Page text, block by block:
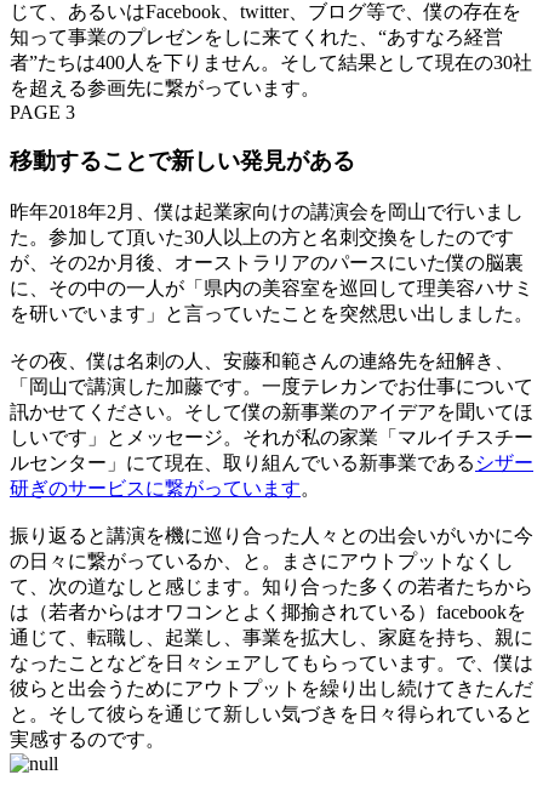
じて、あるいはFacebook、twitter、ブログ等で、僕の存在を
知って事業のプレゼンをしに来てくれた、“あすなろ経営
者”たちは400人を下りません。そして結果として現在の30社
を超える参画先に繋がっています。
PAGE 3
移動することで新しい発見がある
昨年2018年2月、僕は起業家向けの講演会を岡山で行いまし
た。参加して頂いた30人以上の方と名刺交換をしたのです
が、その2か月後、オーストラリアのパースにいた僕の脳裏
に、その中の一人が「県内の美容室を巡回して理美容ハサミ
を研いでいます」と言っていたことを突然思い出しました。
その夜、僕は名刺の人、安藤和範さんの連絡先を紐解き、
「岡山で講演した加藤です。一度テレカンでお仕事について
訊かせてください。そして僕の新事業のアイデアを聞いてほ
しいです」とメッセージ。それが私の家業「マルイチスチー
ルセンター」にて現在、取り組んでいる新事業である シザー
研ぎのサービスに繋がっています。
振り返ると講演を機に巡り合った人々との出会いがいかに今
の日々に繋がっているか、と。まさにアウトプットなくし
て、次の道なしと感じます。知り合った多くの若者たちから
は（若者からはオワコンとよく揶揄されている）facebookを
通じて、転職し、起業し、事業を拡大し、家庭を持ち、親に
なったことなどを日々シェアしてもらっています。で、僕は
彼らと出会うためにアウトプットを繰り出し続けてきたんだ
と。そして彼らを通じて新しい気づきを日々得られていると
実感するのです。